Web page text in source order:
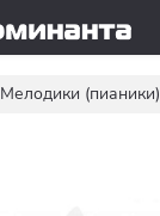
Мелодики (пианики)